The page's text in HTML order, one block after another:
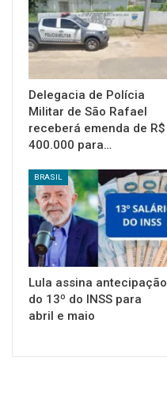
Delegacia de Polícia
Militar de São Rafael
receberá emenda de R$
400.000 para…
BRASIL
Lula assina antecipação
do 13º do INSS para
abril e maio